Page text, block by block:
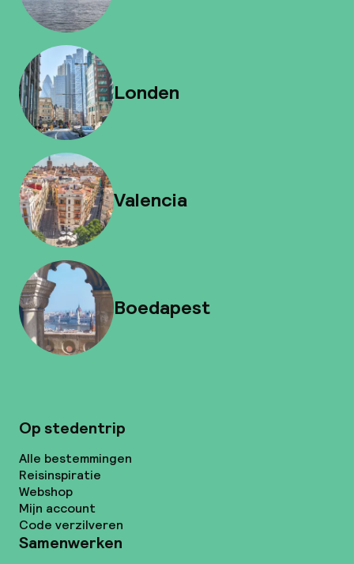
Londen
Valencia
Boedapest
Op stedentrip
Alle bestemmingen
Reisinspiratie
Webshop
Mijn account
Code verzilveren
Samenwerken